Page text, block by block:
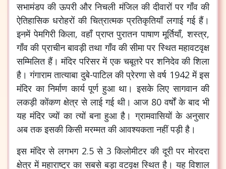
सभामंडप की ऊपरी और निचली मंजिल की दीवारों पर गाँव की
ऐतिहासिक धरोहरों की चित्रात्मक प्रतिकृतियाँ लगाई गई हैं।
इनमें पेमगिरी किला, वहाँ प्राप्त पुरातन पाषाण मूर्तियाँ, शस्त्र,
गाँव की प्राचीन बावड़ी तथा गाँव की सीमा पर स्थित महावटवृक्ष
सम्मिलित हैं। मंदिर परिसर में एक चबूतरे पर शनिदेव की शिला
है। गंगाराम तात्याबा दुबे-पाटिल की प्रेरणा से वर्ष 1942 में इस
मंदिर का निर्माण कार्य पूर्ण हुआ था। इसके लिए सागवान की
लकड़ी कोंकण क्षेत्र से लाई गई थी। आज 80 वर्षों के बाद भी
यह मंदिर ज्यों का त्यों बना हुआ है। ग्रामवासियों के अनुसार
अब तक इसकी किसी मरम्मत की आवश्यकता नहीं पड़ी है।
इस मंदिर से लगभग 2.5 से 3 किलोमीटर की दूरी पर मोरदरा
क्षेत्र में महाराष्ट्र का सबसे बड़ा वटवृक्ष स्थित है। यह विशाल